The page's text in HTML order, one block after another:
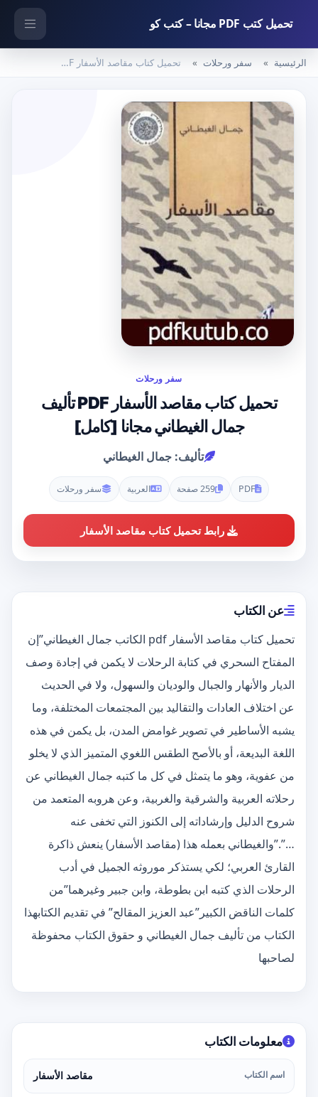
تحميل كتب PDF مجانا – كتب كو
الرئيسية سفر ورحلات تحميل كتاب مقاصد الأسفار PDF تأليف جمال الغيطاني مجانا [كامل]
سفر ورحلات
تحميل كتاب مقاصد الأسفار PDF تأليف
جمال الغيطاني مجانا [كامل]
تأليف: جمال الغيطاني
PDF 259 صفحة العربية سفر ورحلات
رابط تحميل كتاب مقاصد الأسفار
عن الكتاب
تحميل كتاب مقاصد الأسفار pdf الكاتب جمال الغيطاني”إن
المفتاح السحري في كتابة الرحلات لا يكمن في إجادة وصف
الديار والأنهار والجبال والوديان والسهول، ولا في الحديث
عن اختلاف العادات والتقاليد بين المجتمعات المختلفة، وما
يشبه الأساطير في تصوير غوامض المدن، بل يكمن في هذه
اللغة البديعة، أو بالأصح الطقس اللغوي المتميز الذي لا يخلو
من عفوية، وهو ما يتمثل في كل ما كتبه جمال الغيطاني عن
رحلاته العربية والشرقية والغربية، وعن هروبه المتعمد من
شروح الدليل وإرشاداته إلى الكنوز التي تخفى عنه
…”.”والغيطاني بعمله هذا (مقاصد الأسفار) ينعش ذاكرة
القارئ العربي؛ لكي يستذكر موروثه الجميل في أدب
الرحلات الذي كتبه ابن بطوطة، وابن جبير وغيرهما”من
كلمات الناقض الكبير”عبد العزيز المقالح” في تقديم الكتابهذا
الكتاب من تأليف جمال الغيطاني و حقوق الكتاب محفوظة
لصاحبها
معلومات الكتاب
اسم الكتاب مقاصد الأسفار